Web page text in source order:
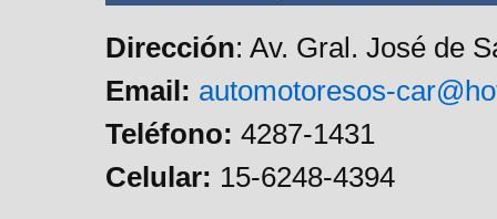
Dirección: Av. Gral. José de
Email: automotoresos-
Teléfono: 4287-1431
Celular: 15-6248-4394